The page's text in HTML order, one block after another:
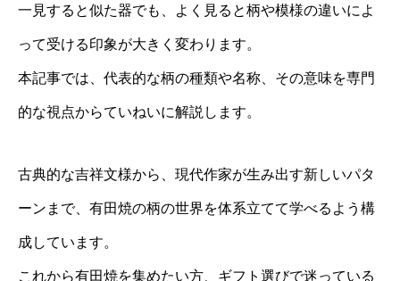
一見すると似た器でも、よく見ると柄や模様の違いによ
って受ける印象が大きく変わります。
本記事では、代表的な柄の種類や名称、その意味を専門
的な視点からていねいに解説します。
古典的な吉祥文様から、現代作家が生み出す新しいパタ
ーンまで、有田焼の柄の世界を体系立てて学べるよう構
成しています。
これから有田焼を集めたい方、ギフト選びで迷っている